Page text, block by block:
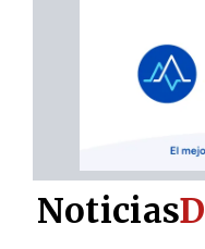
Noticias